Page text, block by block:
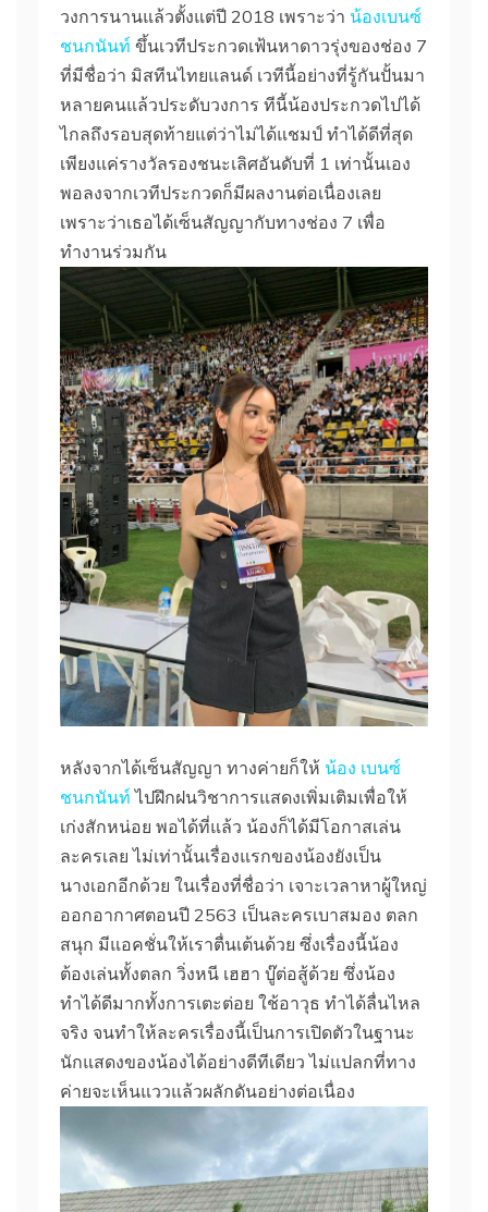
วงการนานแล้วตั้งแต่ปี 2018 เพราะว่า น้องเบนซ์
ชนกนันท์ ขึ้นเวทีประกวดเฟ้นหาดาวรุ่งของช่อง 7
ที่มีชื่อว่า มิสทีนไทยแลนด์ เวทีนี้อย่างที่รู้กันปั้นมา
หลายคนแล้วประดับวงการ ทีนี้น้องประกวดไปได้
ไกลถึงรอบสุดท้ายแต่ว่าไม่ได้แชมป์ ทำได้ดีที่สุด
เพียงแค่รางวัลรองชนะเลิศอันดับที่ 1 เท่านั้นเอง
พอลงจากเวทีประกวดก็มีผลงานต่อเนื่องเลย
เพราะว่าเธอได้เซ็นสัญญากับทางช่อง 7 เพื่อ
ทำงานร่วมกัน
หลังจากได้เซ็นสัญญา ทางค่ายก็ให้ น้อง เบนซ์
ชนกนันท์ไปฝึกฝนวิชาการแสดงเพิ่มเติมเพื่อให้
เก่งสักหน่อย พอได้ที่แล้ว น้องก็ได้มีโอกาสเล่น
ละครเลย ไม่เท่านั้นเรื่องแรกของน้องยังเป็น
นางเอกอีกด้วย ในเรื่องที่ชื่อว่า เจาะเวลาหาผู้ใหญ่
ออกอากาศตอนปี 2563 เป็นละครเบาสมอง ตลก
สนุก มีแอคชั่นให้เราตื่นเต้นด้วย ซึ่งเรื่องนี้น้อง
ต้องเล่นทั้งตลก วิ่งหนี เฮฮา บู๊ต่อสู้ด้วย ซึ่งน้อง
ทำได้ดีมากทั้งการเตะต่อย ใช้อาวุธ ทำได้ลื่นไหล
จริง จนทำให้ละครเรื่องนี้เป็นการเปิดตัวในฐานะ
นักแสดงของน้องได้อย่างดีทีเดียว ไม่แปลกที่ทาง
ค่ายจะเห็นแววแล้วผลักดันอย่างต่อเนื่อง